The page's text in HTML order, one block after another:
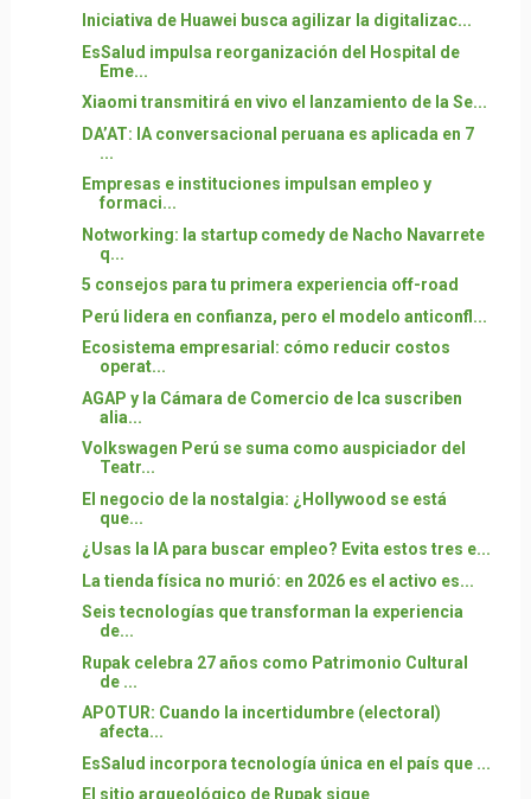
Iniciativa de Huawei busca agilizar la digitalizac...
EsSalud impulsa reorganización del Hospital de
Eme...
Xiaomi transmitirá en vivo el lanzamiento de la Se...
DA’AT: IA conversacional peruana es aplicada en 7
...
Empresas e instituciones impulsan empleo y
formaci...
Notworking: la startup comedy de Nacho Navarrete
q...
5 consejos para tu primera experiencia off-road
Perú lidera en confianza, pero el modelo anticonfl...
Ecosistema empresarial: cómo reducir costos
operat...
AGAP y la Cámara de Comercio de Ica suscriben
alia...
Volkswagen Perú se suma como auspiciador del
Teatr...
El negocio de la nostalgia: ¿Hollywood se está
que...
¿Usas la IA para buscar empleo? Evita estos tres e...
La tienda física no murió: en 2026 es el activo es...
Seis tecnologías que transforman la experiencia
de...
Rupak celebra 27 años como Patrimonio Cultural
de ...
APOTUR: Cuando la incertidumbre (electoral)
afecta...
EsSalud incorpora tecnología única en el país que ...
El sitio arqueológico de Rupak sigue